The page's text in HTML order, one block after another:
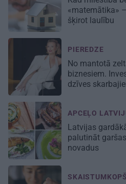
«matemātika»
šķirot laulību
PIEREDZE
No mantotā
biznesiem.
dzīves
APCEĻO
Latvijas
palutināt
novadus